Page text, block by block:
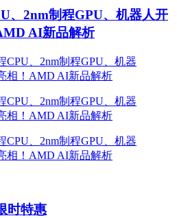
、2nm制程GPU、机器人开
AI新品解析
时特惠